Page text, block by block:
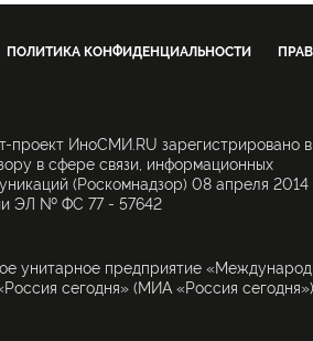
ПОЛИТИКА КОНФИДЕНЦИАЛЬНОСТИ
проект ИноСМИ.RU зарегистрировано в
в сфере связи, информационных
(Роскомнадзор) 08 апреля 2014
ЭЛ № ФС 77 - 57642
унитарное предприятие
сегодня» (МИА «Россия сегодня»).